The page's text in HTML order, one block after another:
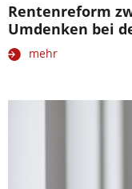
Rentenreform
Umdenken bei
mehr